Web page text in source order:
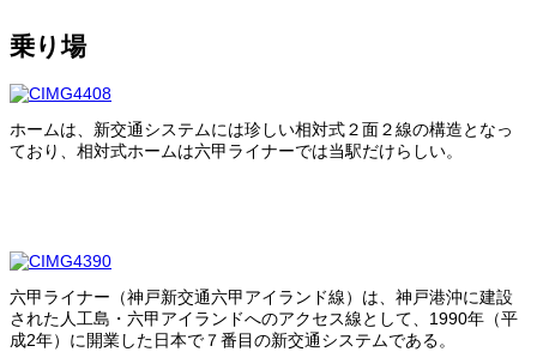
乗り場
ホームは、新交通システムには珍しい相対式２面２線の構造となっ
ており、相対式ホームは六甲ライナーでは当駅だけらしい。
六甲ライナー（神戸新交通六甲アイランド線）は、神戸港沖に建設
された人工島・六甲アイランドへのアクセス線として、1990年（平
成2年）に開業した日本で７番目の新交通システムである。